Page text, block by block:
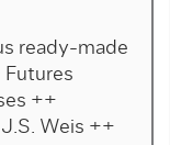
ready-made
++
Weis ++